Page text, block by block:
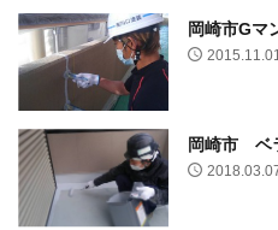
岡崎市Gマ
2015.11.01
岡崎市 ベ